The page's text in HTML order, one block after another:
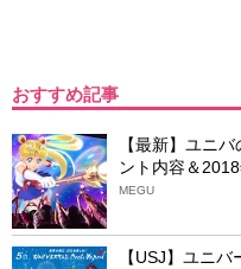
おすすめ記事
【最新】ユニ
ント内容＆
MEGU
【USJ】ユニ